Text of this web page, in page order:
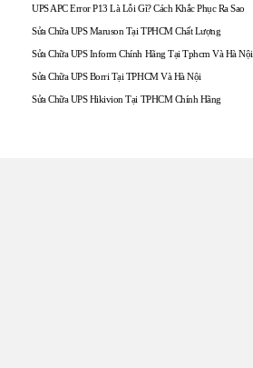
UPS APC Error P13 Là Lỗi Gì? Cách Khắc Phục Ra Sao
Sửa Chữa UPS Maruson Tại TPHCM Chất Lượng
Sửa Chữa UPS Inform Chính Hãng Tại Tphcm Và Hà Nội
Sửa Chữa UPS Borri Tại TPHCM Và Hà Nội
Sửa Chữa UPS Hikivion Tại TPHCM Chính Hãng